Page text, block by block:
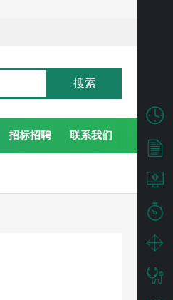
搜索
招标招聘 联系我们